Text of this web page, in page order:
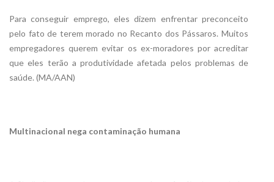
Para conseguir emprego, eles dizem enfrentar preconceito
pelo fato de terem morado no Recanto dos Pássaros. Muitos
empregadores querem evitar os ex-moradores por acreditar
que eles terão a produtividade afetada pelos problemas de
saúde. (MA/AAN)
Multinacional nega contaminação humana